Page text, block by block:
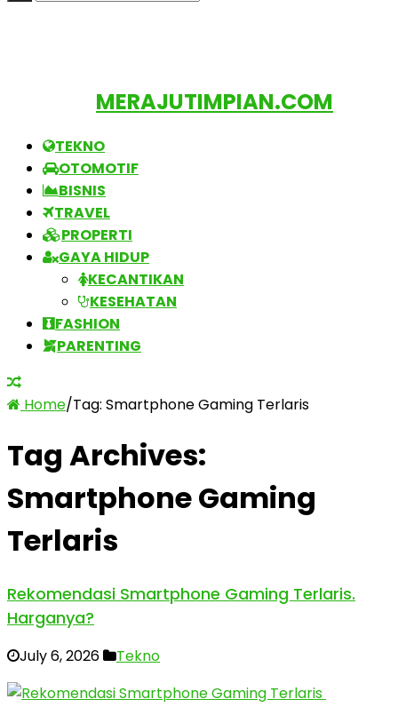
MERAJUTIMPIAN.COM
TEKNO
OTOMOTIF
BISNIS
TRAVEL
PROPERTI
GAYA HIDUP
KECANTIKAN
KESEHATAN
FASHION
PARENTING
Home/Tag: Smartphone Gaming Terlaris
Tag Archives:
Smartphone Gaming
Terlaris
Rekomendasi Smartphone Gaming Terlaris.
Harganya?
July 6, 2026 Tekno